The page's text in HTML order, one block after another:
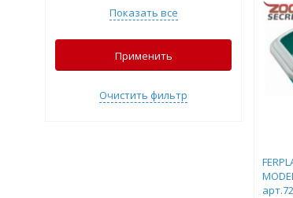
Показать все
Применить
Очистить фильтр